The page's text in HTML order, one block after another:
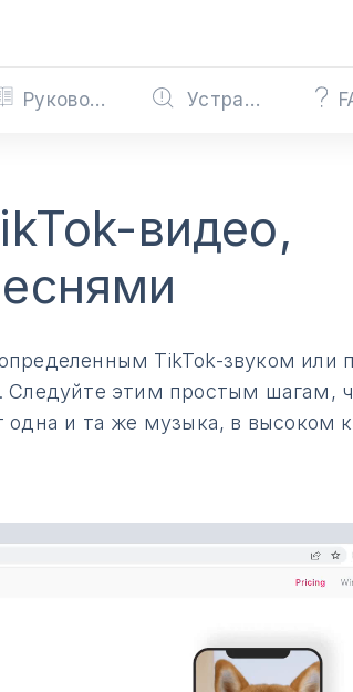
Руководства Устранение неполадок
видео,
TikTok-звуком или
. Следуйте этим простым шагам,
одна и та же музыка, в высоком